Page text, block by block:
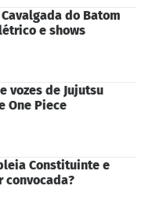
do Batom
e shows
vozes de Jujutsu
One Piece
Constituinte e
convocada?